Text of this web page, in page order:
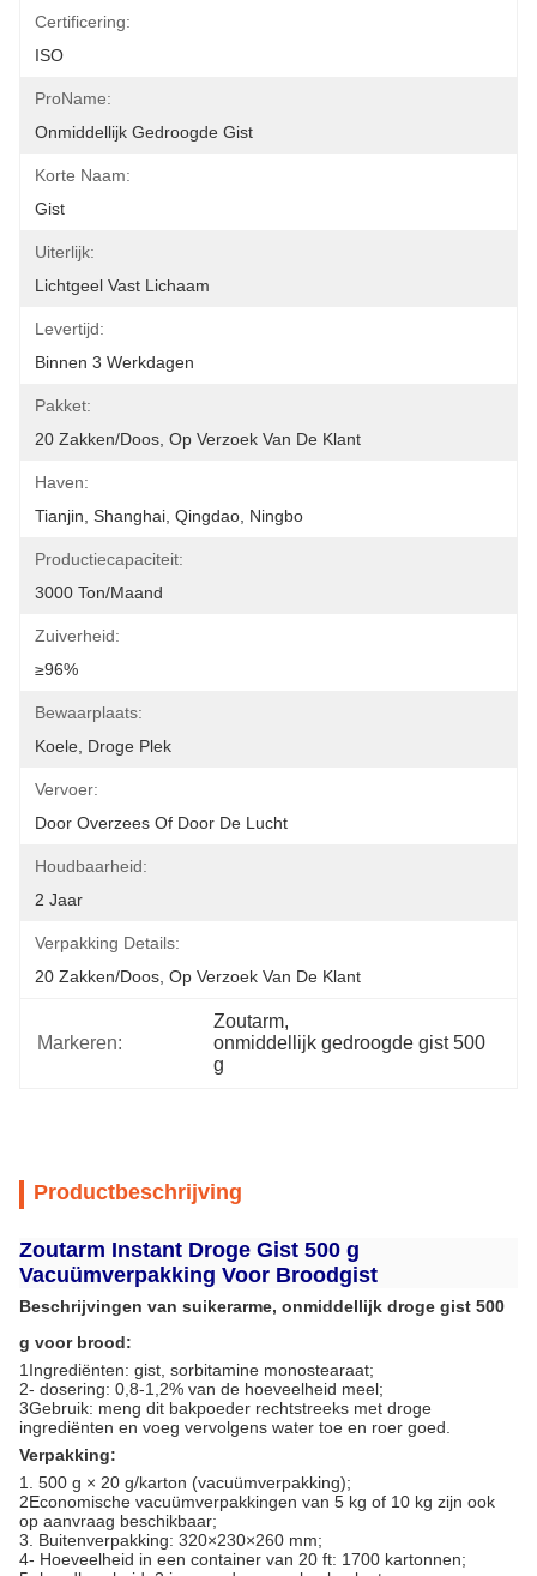
Certificering:
ISO
ProName:
Onmiddellijk Gedroogde Gist
Korte Naam:
Gist
Uiterlijk:
Lichtgeel Vast Lichaam
Levertijd:
Binnen 3 Werkdagen
Pakket:
20 Zakken/doos, Op Verzoek Van De Klant
Haven:
Tianjin, Shanghai, Qingdao, Ningbo
Productiecapaciteit:
3000 Ton/maand
Zuiverheid:
≥96%
Bewaarplaats:
Koele, Droge Plek
Vervoer:
Door Overzees Of Door De Lucht
Houdbaarheid:
2 Jaar
Verpakking Details:
20 Zakken/doos, Op Verzoek Van De Klant
Markeren:
Zoutarm,
onmiddellijk gedroogde gist 500
g
Productbeschrijving
Zoutarm Instant Droge Gist 500 g
Vacuümverpakking Voor Broodgist
Beschrijvingen van suikerarme, onmiddellijk droge gist 500
g voor brood:
1Ingrediënten: gist, sorbitamine monostearaat;
2- dosering: 0,8-1,2% van de hoeveelheid meel;
3Gebruik: meng dit bakpoeder rechtstreeks met droge
ingrediënten en voeg vervolgens water toe en roer goed.
Verpakking:
1. 500 g × 20 g/karton (vacuümverpakking);
2Economische vacuümverpakkingen van 5 kg of 10 kg zijn ook
op aanvraag beschikbaar;
3. Buitenverpakking: 320×230×260 mm;
4- Hoeveelheid in een container van 20 ft: 1700 kartonnen;